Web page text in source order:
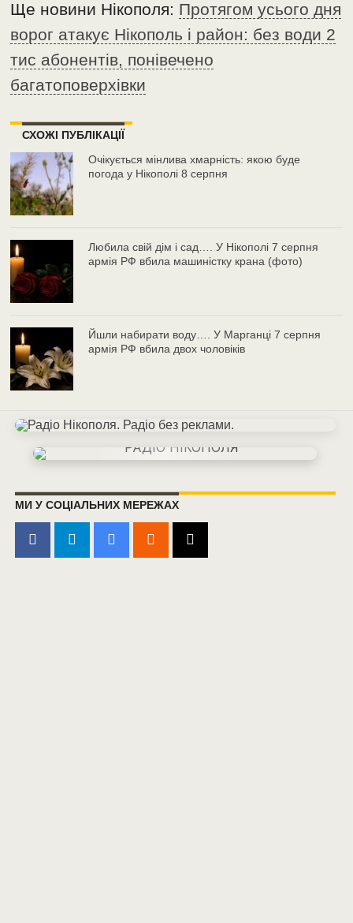
Ще новини Нікополя: Протягом усього дня
ворог атакує Нікополь і район: без води 2
тис абонентів, понівечено
багатоповерхівки
СХОЖІ ПУБЛІКАЦІЇ
Очікується мінлива хмарність: якою буде
погода у Нікополі 8 серпня
Любила свій дім і сад…. У Нікополі 7 серпня
армія РФ вбила машиністку крана (фото)
Йшли набирати воду…. У Марганці 7 серпня
армія РФ вбила двох чоловіків
МИ У СОЦІАЛЬНИХ МЕРЕЖАХ